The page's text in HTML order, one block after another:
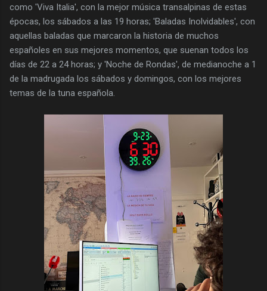
como 'Viva Italia', con la mejor música transalpinas de estas
épocas, los sábados a las 19 horas; 'Baladas Inolvidables', con
aquellas baladas que marcaron la historia de muchos
españoles en sus mejores momentos, que suenan todos los
días de 22 a 24 horas; y 'Noche de Rondas', de medianoche a 1
de la madrugada los sábados y domingos, con los mejores
temas de la tuna española.